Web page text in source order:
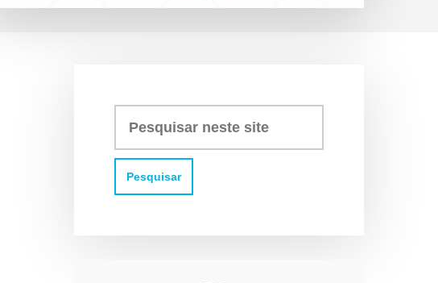
neste
site: